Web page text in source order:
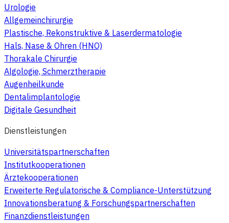
Urologie
Allgemeinchirurgie
Plastische, Rekonstruktive & Laserdermatologie
Hals, Nase & Ohren (HNO)
Thorakale Chirurgie
Algologie, Schmerztherapie
Augenheilkunde
Dentalimplantologie
Digitale Gesundheit
Dienstleistungen
Universitätspartnerschaften
Institutkooperationen
Ärztekooperationen
Erweiterte Regulatorische & Compliance-Unterstützung
Innovationsberatung & Forschungspartnerschaften
Finanzdienstleistungen